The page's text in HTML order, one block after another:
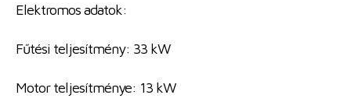
Elektromos adatok:
Fűtési teljesítmény: 33 kW
Motor teljesítménye: 13 kW